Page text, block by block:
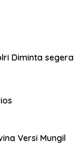
Diminta segera
Versi Mungil